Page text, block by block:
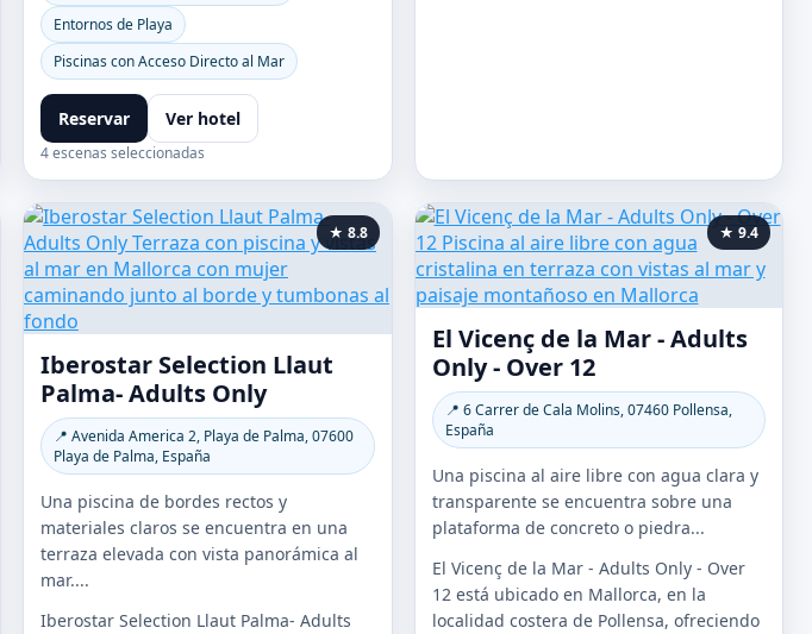
Entornos de Playa
Piscinas con Acceso Directo al Mar
Reservar Ver hotel
4 escenas seleccionadas
★ 8.8
Iberostar Selection Llaut
Palma- Adults Only
📍 Avenida America 2, Playa de Palma, 07600
Playa de Palma, España
Una piscina de bordes rectos y
materiales claros se encuentra en una
terraza elevada con vista panorámica al
mar....
Iberostar Selection Llaut Palma- Adults
★ 9.4
El Vicenç de la Mar - Adults
Only - Over 12
📍 6 Carrer de Cala Molins, 07460 Pollensa,
España
Una piscina al aire libre con agua clara y
transparente se encuentra sobre una
plataforma de concreto o piedra...
El Vicenç de la Mar - Adults Only - Over
12 está ubicado en Mallorca, en la
localidad costera de Pollensa, ofreciendo